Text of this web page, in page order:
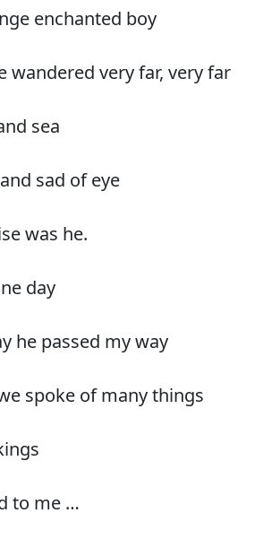
enchanted boy
wandered very far, very far
sea
sad of eye
was he.
day
he passed my way
spoke of many things
to me …